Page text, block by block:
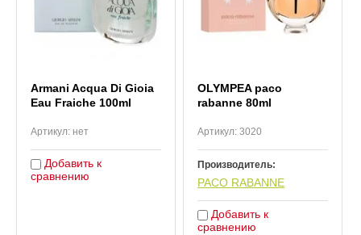
Armani Acqua Di Gioia
Eau Fraiche 100ml
Артикул: нет
Добавить к
сравнению
OLYMPEA paco
rabanne 80ml
Артикул:3020
Производитель:
PACO RABANNE
Добавить к
сравнению